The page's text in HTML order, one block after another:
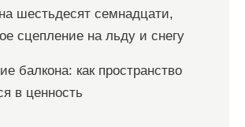
шестьдесят семнадцати,
сцепление на льду и снегу
балкона: как пространство
в ценность